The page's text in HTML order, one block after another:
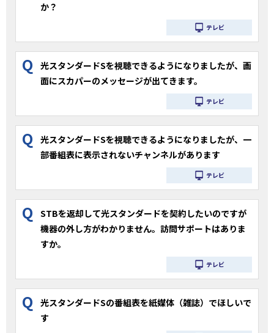
か？
テレビ
Q
光スタンダードSを視聴できるようになりましたが、画
面にスカパーのメッセージが出てきます。
テレビ
Q
光スタンダードSを視聴できるようになりましたが、一
部番組表に表示されないチャンネルがあります
テレビ
Q
STBを返却して光スタンダードを契約したいのですが
機器の外し方がわかりません。訪問サポートはありま
すか。
テレビ
Q
光スタンダードSの番組表を紙媒体（雑誌）でほしいで
す